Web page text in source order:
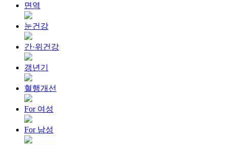
면역
눈건강
간·위건강
갱년기
혈행개선
For 여성
For 남성